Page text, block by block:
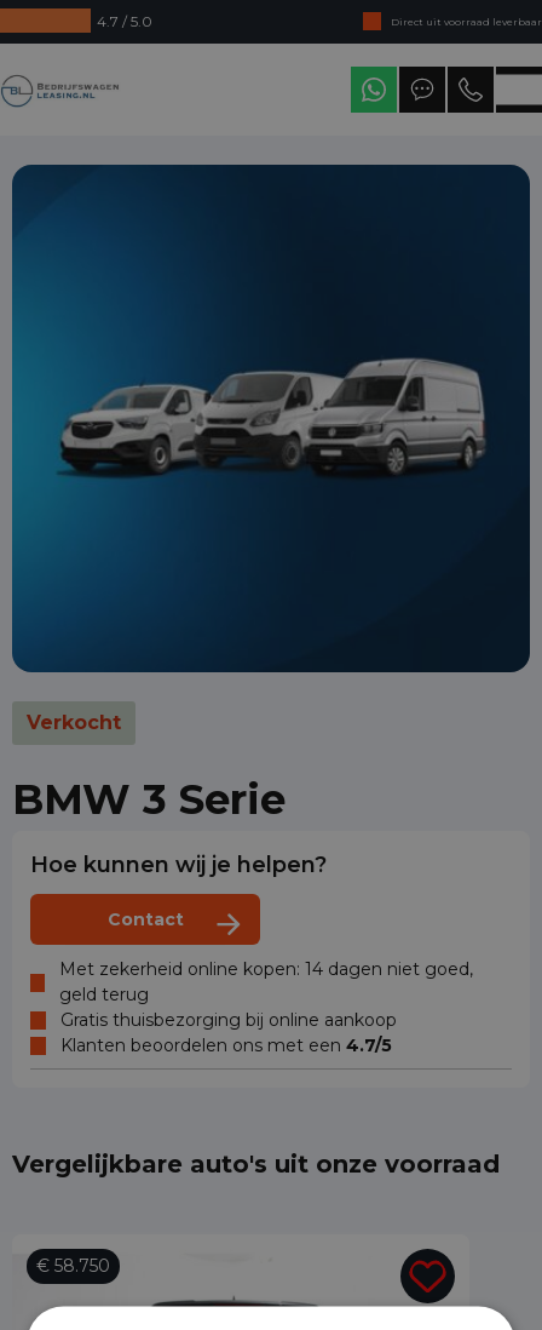
4.7 / 5.0
Direct uit voorraad leverbaar
Levering in heel Nederland
Verkocht
BMW 3 Serie
Hoe kunnen wij je helpen?
Contact
Met zekerheid online kopen: 14 dagen niet goed,
geld terug
Gratis thuisbezorging bij online aankoop
Klanten beoordelen ons met een 4.7/5
Vergelijkbare auto's uit onze voorraad
€ 58.750